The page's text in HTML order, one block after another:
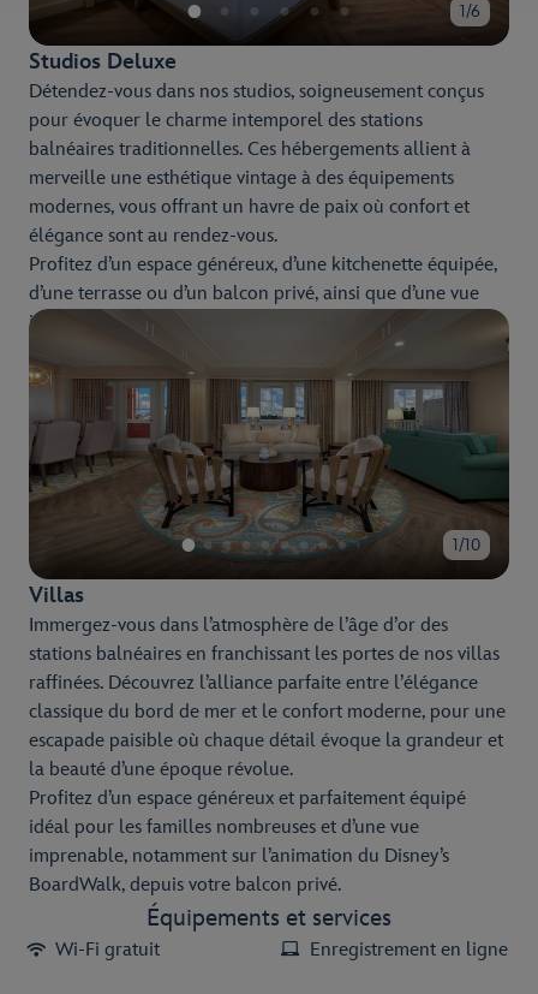
1/6
Studios Deluxe
Détendez-vous dans nos studios, soigneusement conçus
pour évoquer le charme intemporel des stations
balnéaires traditionnelles. Ces hébergements allient à
merveille une esthétique vintage à des équipements
modernes, vous offrant un havre de paix où confort et
élégance sont au rendez-vous.
Profitez d’un espace généreux, d’une kitchenette équipée,
d’une terrasse ou d’un balcon privé, ainsi que d’une vue
imprenable sur les jardins paysagers et l’animation du
1/10
Villas
Immergez-vous dans l’atmosphère de l’âge d’or des
stations balnéaires en franchissant les portes de nos villas
raffinées. Découvrez l’alliance parfaite entre l’élégance
classique du bord de mer et le confort moderne, pour une
escapade paisible où chaque détail évoque la grandeur et
la beauté d’une époque révolue.
Profitez d’un espace généreux et parfaitement équipé
idéal pour les familles nombreuses et d’une vue
imprenable, notamment sur l’animation du Disney’s
BoardWalk, depuis votre balcon privé.
Équipements et services
Wi-Fi gratuit Enregistrement en ligne